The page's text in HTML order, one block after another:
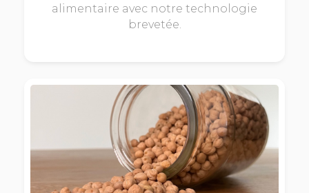
alimentaire avec notre technologie
brevetée.